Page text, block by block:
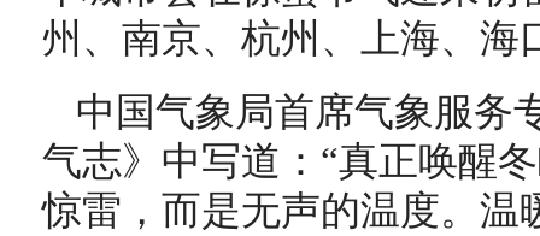
州、南京、杭州、上海、海
中国气象局首席气象服务
气志》中写道：“真正唤醒
惊雷，而是无声的温度。温